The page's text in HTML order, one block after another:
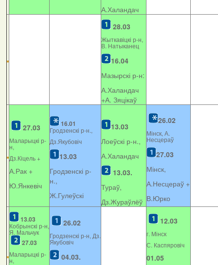
А.Халандач
28.03
Жыткавіцкі р-н,
В. Натыканец
16.04
Мазырскі р-н:
А.Халандач
+А. Зяцікаў
27.03
Маларыцкі р-
н,
Дз.Кіцель +
А.Рак +
Ю.Янкевіч
16.01
Гродзенскі р-н.,
Дз.Якубовіч
13.03
Гродзенскі р-
н.,
Ж.Гулеўскі
13.03
Лоеўскі р-н.,
А.Халандач
13.03.
Тураў,
Дз.Жураўлёў
26.02
Мінск, А.
Несцераў
27.03
Мінск,
А.Несцераў +
В.Юрко
13.03
Кобрынскі р-н,
Я. Мальчук
27.03
Маларыцкі р-
н,
26.02
Гродзенскі р-н, Дз.
Якубовіч
04.03.
12.03
г. Мінск
С. Каспяровіч
01.05